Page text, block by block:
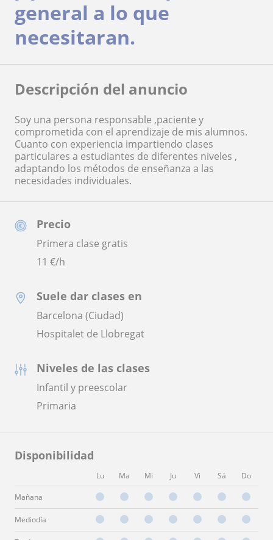
Precio
Primera clase gratis
11 €/h
Suele dar clases en
Barcelona (Ciudad)
Hospitalet de Llobregat
Niveles de las clases
Infantil y preescolar
Primaria
Disponibilidad
Lu Ma Mi Ju Vi Sá Do
Mañana
Mediodía
general a lo que
necesitaran.
Descripción del anuncio
Soy una persona responsable ,paciente y
comprometida con el aprendizaje de mis alumnos.
Cuanto con experiencia impartiendo clases
particulares a estudiantes de diferentes niveles ,
adaptando los métodos de enseñanza a las
necesidades individuales.